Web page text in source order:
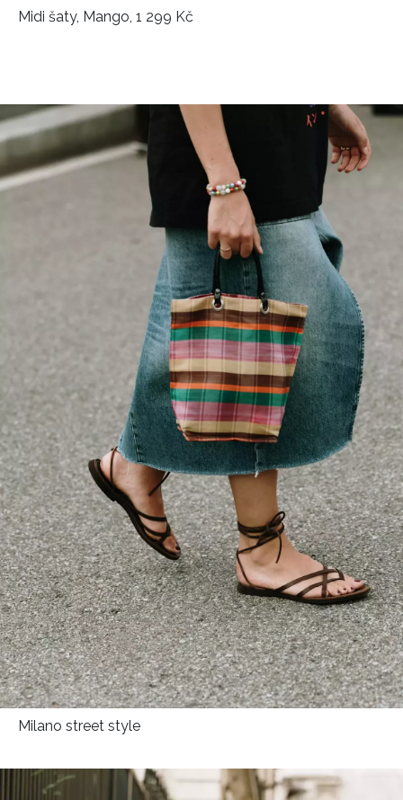
Midi šaty, Mango, 1 299 Kč
Milano street style